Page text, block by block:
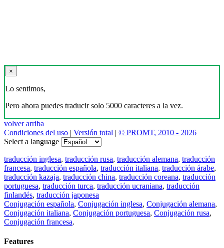
×
Lo sentimos,
Pero ahora puedes traducir solo 5000 caracteres a la vez.
volver arriba
Condiciones del uso | Versión total | © PROMT, 2010 - 2026
Select a language
traducción inglesa, traducción rusa, traducción alemana, traducción
francesa, traducción española, traducción italiana, traducción árabe,
traducción kazaja, traducción china, traducción coreana, traducción
portuguesa, traducción turca, traducción ucraniana, traducción
finlandés, traducción japonesa
Conjugación española, Conjugación inglesa, Conjugación alemana,
Conjugación italiana, Conjugación portuguesa, Conjugación rusa,
Conjugación francesa.
Features